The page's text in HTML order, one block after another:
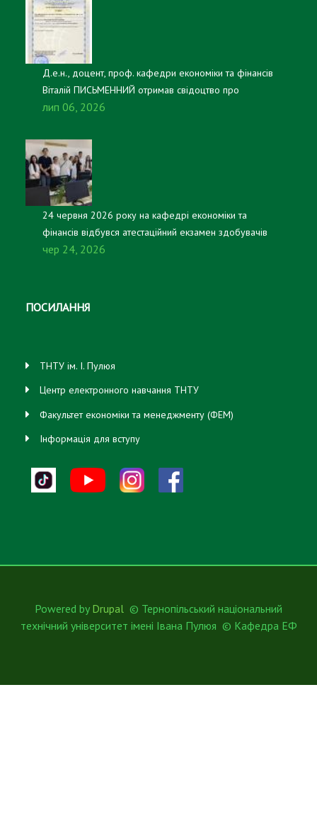
Д.е.н., доцент, проф. кафедри економіки та фінансів
Віталій ПИСЬМЕННИЙ отримав свідоцтво про
реєстрацію авторського права на настільну гру
лип 06, 2026
24 червня 2026 року на кафедрі економіки та
фінансів відбувся атестаційний екзамен здобувачів
першого (бакалаврського) рівня вищої освіти, які
чер 24, 2026
ПОСИЛАННЯ
ТНТУ ім. І. Пулюя
Центр електронного навчання ТНТУ
Факультет економіки та менеджменту (ФЕМ)
Інформація для вступу
Powered by Drupal © Тернопільський національний
технічний університет імені Івана Пулюя © Кафедра ЕФ